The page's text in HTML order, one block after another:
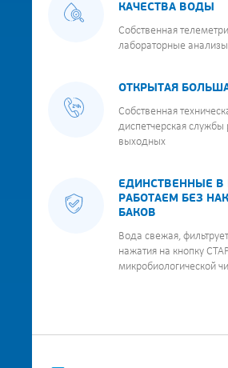
КАЧЕСТВА ВОДЫ
Собственная
лабораторные анализы
ОТКРЫТАЯ
Собственная
диспетчерская службы
выходных
ЕДИНСТВЕННЫЕ В
РАБОТАЕМ БЕЗ
БАКОВ
Вода свежая,
нажатия на кнопку
микробиологической